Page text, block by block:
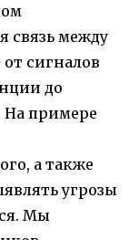
связь между
сигналов
до
На примере
а также
угрозы
Мы